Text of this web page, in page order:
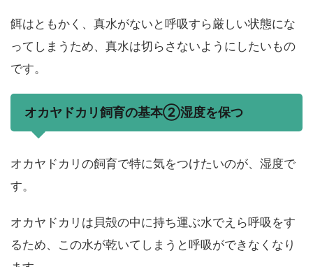
餌はともかく、真水がないと呼吸すら厳しい状態にな
ってしまうため、真水は切らさないようにしたいもの
です。
オカヤドカリ飼育の基本②湿度を保つ
オカヤドカリの飼育で特に気をつけたいのが、湿度で
す。
オカヤドカリは貝殻の中に持ち運ぶ水でえら呼吸をす
るため、この水が乾いてしまうと呼吸ができなくなり